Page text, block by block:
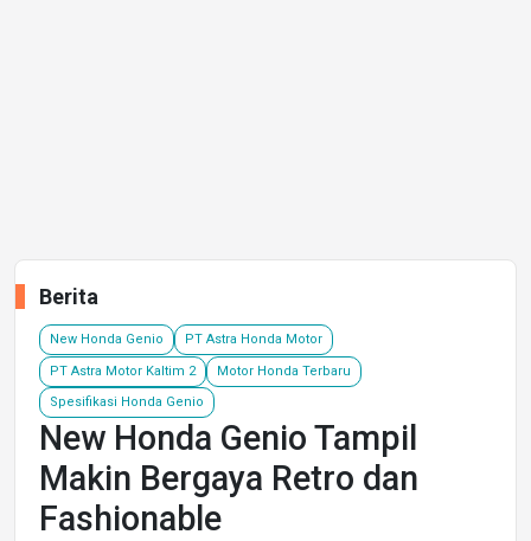
Berita
New Honda Genio PT Astra Honda Motor
PT Astra Motor Kaltim 2 Motor Honda Terbaru
Spesifikasi Honda Genio
New Honda Genio Tampil
Makin Bergaya Retro dan
Fashionable